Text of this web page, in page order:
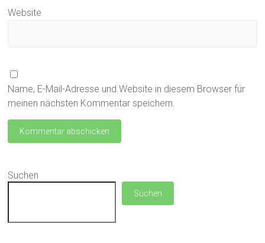
Website
Name, E-Mail-Adresse und Website in diesem Browser für
meinen nächsten Kommentar speichern.
Suchen
Suchen